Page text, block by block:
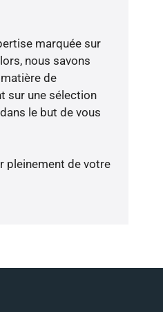
marquée sur
nous savons
de
sur une sélection
le but de vous
pleinement de votre